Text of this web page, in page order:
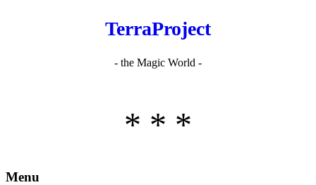
TerraProject
- the Magic World -
* * *
Menu